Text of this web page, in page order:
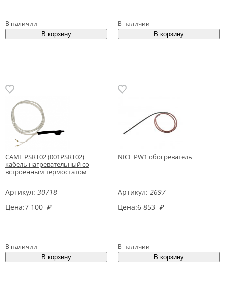
В наличии В наличии
CAME PSRT02 (001PSRT02)
кабель нагревательный со
встроенным термостатом
Артикул: 30718
Цена:7 100 ₽
В наличии
NICE PW1 обогреватель
Артикул: 2697
Цена:6 853 ₽
В наличии